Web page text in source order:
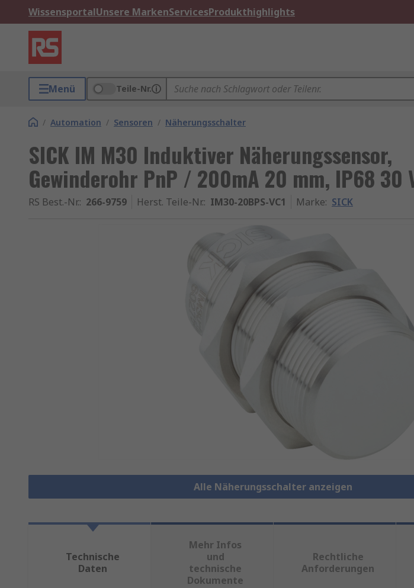
WissensportalUnsere MarkenServicesProdukthighlights
Menü Teile-Nr.
/ Automation / Sensoren / Näherungsschalter
SICK IM M30 Induktiver Näherungssensor,
Gewinderohr PnP / 200mA 20 mm, IP68 30
RS Best.-Nr.: 266-9759 Herst. Teile-Nr.: IM30-20BPS-VC1 Marke: SICK
Alle Näherungsschalter anzeigen
Technische
Daten
Mehr Infos
und
technische
Dokumente
Rechtliche
Anforderungen